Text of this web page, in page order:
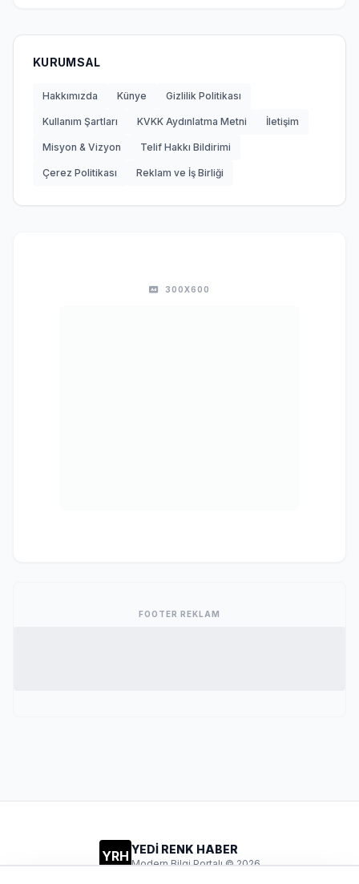
KURUMSAL
Hakkımızda Künye Gizlilik Politikası
Kullanım Şartları KVKK Aydınlatma Metni İletişim
Misyon & Vizyon Telif Hakkı Bildirimi
Çerez Politikası Reklam ve İş Birliği
300X600
FOOTER REKLAM
YRH YEDİ RENK HABER
Modern Bilgi Portalı © 2026